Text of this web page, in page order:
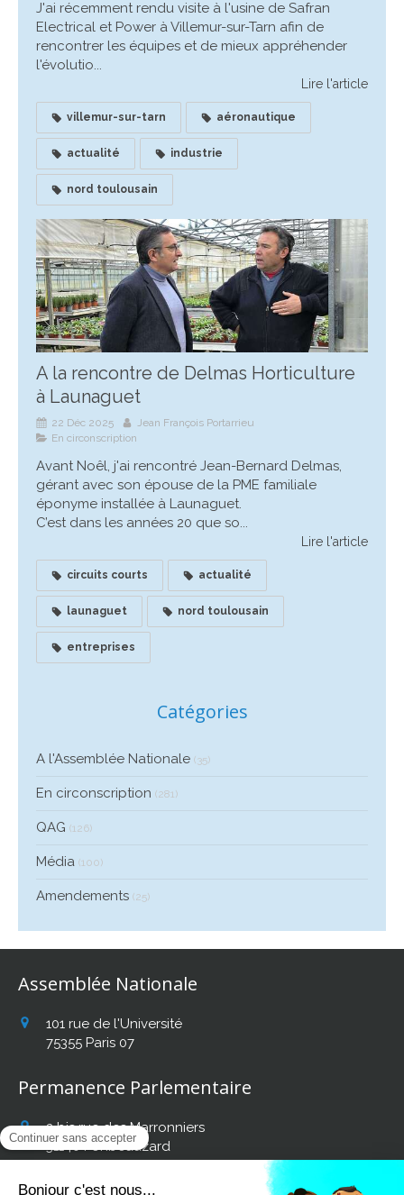
J'ai récemment rendu visite à l'usine de Safran
Electrical et Power à Villemur-sur-Tarn afin de
rencontrer les équipes et de mieux appréhender
l'évolutio...
Lire l'article
villemur-sur-tarn aéronautique
actualité industrie
nord toulousain
A la rencontre de Delmas Horticulture
à Launaguet
22 Déc 2025
Jean François Portarrieu
En circonscription
Avant Noêl, j'ai rencontré Jean-Bernard Delmas,
gérant avec son épouse de la PME familiale
éponyme installée à Launaguet.
C’est dans les années 20 que so...
Lire l'article
circuits courts actualité
launaguet nord toulousain
entreprises
Catégories
A l'Assemblée Nationale (35)
En circonscription (281)
QAG (126)
Média (100)
Amendements (25)
Assemblée Nationale
101 rue de l'Université
75355 Paris 07
Permanence Parlementaire
2 bis rue des Marronniers
31140 Fonbeauzard